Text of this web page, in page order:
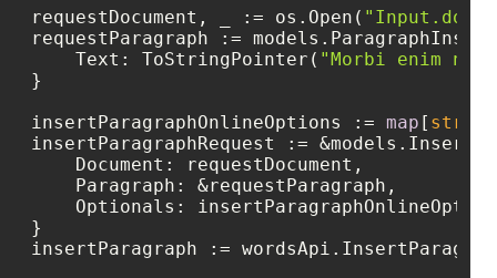
requestDocument, _ := os.Open( "Input.docx"
requestParagraph :=
    Text: ToStringPointer(
"Morbi enim
}
insertParagraphOnlineOptions := map [ string
insertParagraphRequest :=
    Document: requestDocument,
    Paragraph: &requestParagraph,
Optionals:
}
insertParagraph :=